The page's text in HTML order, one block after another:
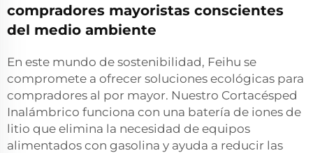
compradores mayoristas conscientes
del medio ambiente
En este mundo de sostenibilidad, Feihu se
compromete a ofrecer soluciones ecológicas para
compradores al por mayor. Nuestro Cortacésped
Inalámbrico funciona con una batería de iones de
litio que elimina la necesidad de equipos
alimentados con gasolina y ayuda a reducir las